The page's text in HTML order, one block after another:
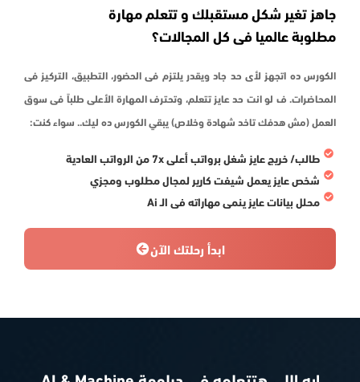
جاهز تغير شكل مستقبلك و تتعلم مهارة
مطلوبة عالميا فى كل المجالات؟
الكورس ده اتجهز لأى حد جاد ويقدر يلتزم فى الحضور، التطبيق، التركيز فى
المحاضرات. ف لو انت حد عايز تتعلم، وتحترف المهارة الأعلى طلباً فى سوق
العمل (مش هدفك تاخد شهادة وخلاص) يبقي الكورس ده ليك.. سواء كنت:
طالب/ خريج عايز شغل برواتب أعلى 7x من الرواتب العادية
شخص عايز يعمل شيفت كارير لمجال مطلوب ومجزي
محلل بيانات عايز ينمى مهاراته فى الـ Ai
ابدأ رحلتك الآن